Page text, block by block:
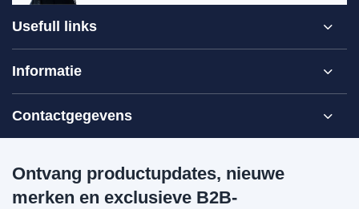
Usefull links
Informatie
Contactgegevens
Ontvang productupdates, nieuwe
merken en exclusieve B2B-